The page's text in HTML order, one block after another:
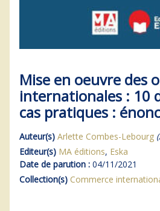
Mise en oeuvre des
internationales : 10
cas pratiques :
Auteur(s) Arlette Combes-Lebourg
Editeur(s) MA éditions, Eska
Date de parution : 04/11/2021
Collection(s) Commerce